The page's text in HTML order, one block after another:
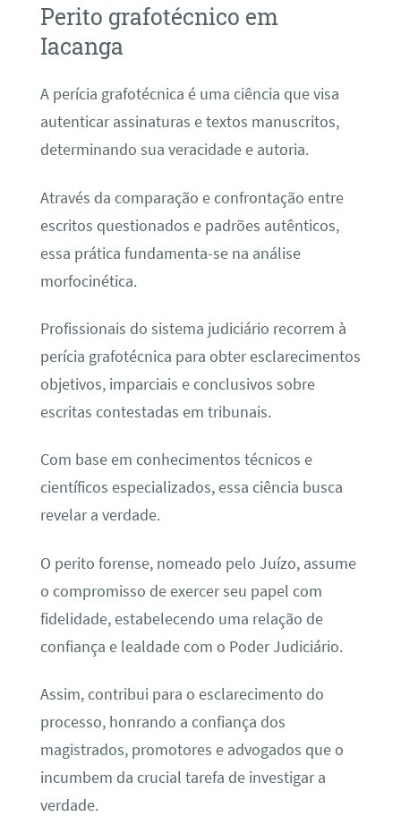
Perito grafotécnico em
Iacanga
A perícia grafotécnica é uma ciência que visa
autenticar assinaturas e textos manuscritos,
determinando sua veracidade e autoria.
Através da comparação e confrontação entre
escritos questionados e padrões autênticos,
essa prática fundamenta-se na análise
morfocinética.
Profissionais do sistema judiciário recorrem à
perícia grafotécnica para obter esclarecimentos
objetivos, imparciais e conclusivos sobre
escritas contestadas em tribunais.
Com base em conhecimentos técnicos e
científicos especializados, essa ciência busca
revelar a verdade.
O perito forense, nomeado pelo Juízo, assume
o compromisso de exercer seu papel com
fidelidade, estabelecendo uma relação de
confiança e lealdade com o Poder Judiciário.
Assim, contribui para o esclarecimento do
processo, honrando a confiança dos
magistrados, promotores e advogados que o
incumbem da crucial tarefa de investigar a
verdade.